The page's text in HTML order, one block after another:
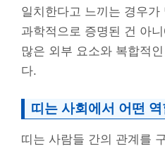
일치한다고 느끼는 경우
과학적으로 증명된 건 아
많은 외부 요소와 복합적
다.
띠는 사회에서 어떤
띠는 사람들 간의 관계를